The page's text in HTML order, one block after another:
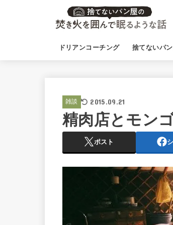
ドリアンコーチング 捨てないパ
雑談 2015.09.21
精肉店とモン
ポスト